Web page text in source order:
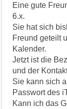
Eine gute
6.x.
Sie hat sich
Freund geteilt
Kalender.
Jetzt ist die
und der
Sie kann sich
Passwort des
Kann ich das